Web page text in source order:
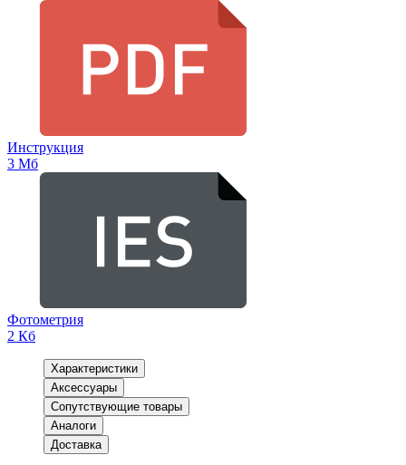
Инструкция
3 Мб
Фотометрия
2 Кб
Характеристики
Аксессуары
Сопутствующие товары
Аналоги
Доставка